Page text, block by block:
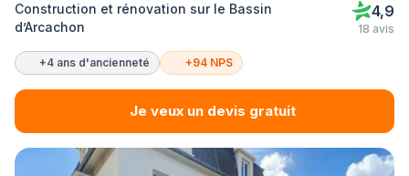
Construction et rénovation sur le Bassin
d’Arcachon
4,9
18 avis
+4 ans d'ancienneté +94 NPS
Je veux un devis gratuit